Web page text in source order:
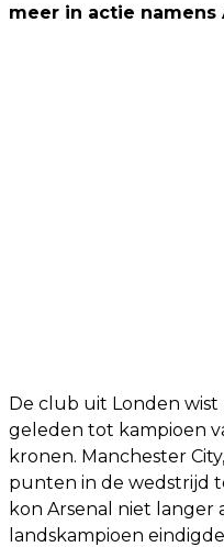
meer in actie namens
De club uit Londen wist
geleden tot kampioen
kronen. Manchester
punten in de wedstrijd
kon Arsenal niet langer
landskampioen